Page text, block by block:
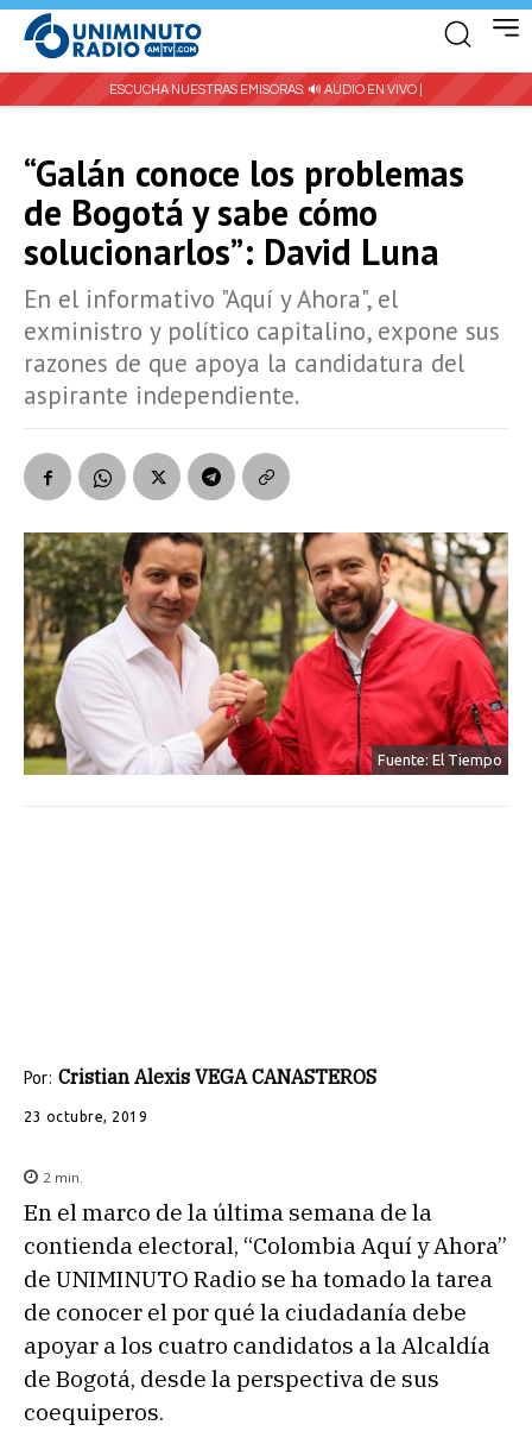
ESCUCHA NUESTRAS EMISORAS: 🔊 AUDIO EN VIVO |
“Galán conoce los problemas
de Bogotá y sabe cómo
solucionarlos”: David Luna
En el informativo "Aquí y Ahora", el
exministro y político capitalino, expone sus
razones de que apoya la candidatura del
aspirante independiente.
Fuente: El Tiempo
Por: Cristian Alexis VEGA CANASTEROS
23 octubre, 2019
2 min.
En el marco de la última semana de la
contienda electoral, “Colombia Aquí y Ahora”
de UNIMINUTO Radio se ha tomado la tarea
de conocer el por qué la ciudadanía debe
apoyar a los cuatro candidatos a la Alcaldía
de Bogotá, desde la perspectiva de sus
coequiperos.